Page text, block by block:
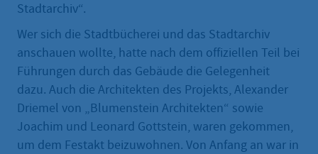
Stadtarchiv“.
Wer sich die Stadtbücherei und das Stadtarchiv
anschauen wollte, hatte nach dem offiziellen Teil bei
Führungen durch das Gebäude die Gelegenheit
dazu. Auch die Architekten des Projekts, Alexander
Driemel von „Blumenstein Architekten“ sowie
Joachim und Leonard Gottstein, waren gekommen,
um dem Festakt beizuwohnen. Von Anfang an war in